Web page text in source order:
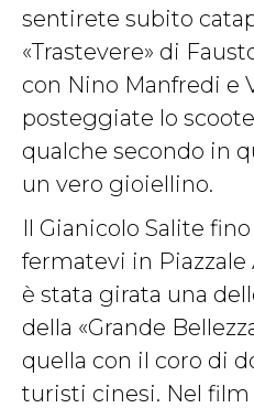
sentirete subito
«Trastevere» di
con Nino Manfredi e
posteggiate lo
qualche secondo in
un vero gioiellino.
Il Gianicolo Salite
fermatevi in Piazzale
è stata girata una
della «Grande
quella con il coro di
turisti cinesi. Nel film